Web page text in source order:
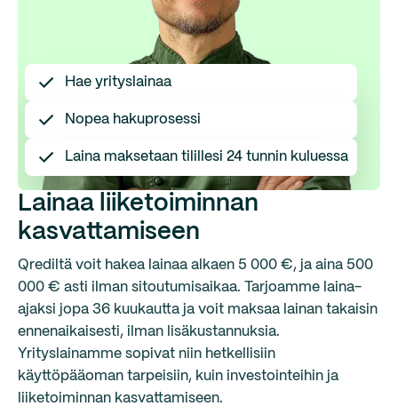
Hae yrityslainaa
Nopea hakuprosessi
Laina maksetaan tilillesi 24 tunnin kuluessa
Lainaa liiketoiminnan
kasvattamiseen
Qrediltä voit hakea lainaa alkaen 5 000 €, ja aina 500
000 € asti ilman sitoutumisaikaa. Tarjoamme laina-
ajaksi jopa 36 kuukautta ja voit maksaa lainan takaisin
ennenaikaisesti, ilman lisäkustannuksia.
Yrityslainamme sopivat niin hetkellisiin
käyttöpääoman tarpeisiin, kuin investointeihin ja
liiketoiminnan kasvattamiseen.